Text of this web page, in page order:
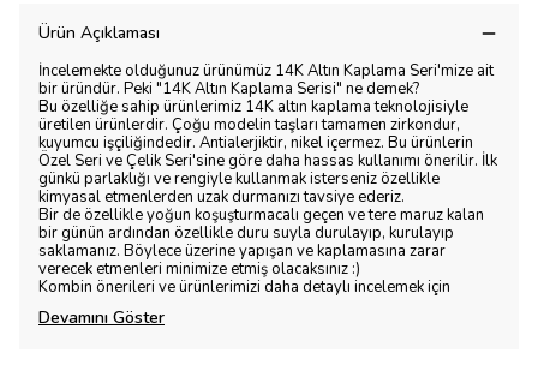
Ürün Açıklaması
İncelemekte olduğunuz ürünümüz 14K Altın Kaplama Seri'mize ait
bir üründür. Peki "14K Altın Kaplama Serisi" ne demek?
Bu özelliğe sahip ürünlerimiz 14K altın kaplama teknolojisiyle
üretilen ürünlerdir. Çoğu modelin taşları tamamen zirkondur,
kuyumcu işçiliğindedir. Antialerjiktir, nikel içermez. Bu ürünlerin
Özel Seri ve Çelik Seri'sine göre daha hassas kullanımı önerilir. İlk
günkü parlaklığı ve rengiyle kullanmak isterseniz özellikle
kimyasal etmenlerden uzak durmanızı tavsiye ederiz.
Bir de özellikle yoğun koşuşturmacalı geçen ve tere maruz kalan
bir günün ardından özellikle duru suyla durulayıp, kurulayıp
saklamanız. Böylece üzerine yapışan ve kaplamasına zarar
verecek etmenleri minimize etmiş olacaksınız :)
Kombin önerileri ve ürünlerimizi daha detaylı incelemek için
Devamını Göster